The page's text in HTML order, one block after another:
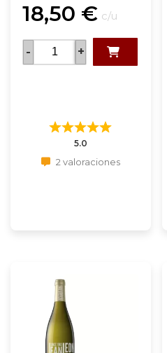
18,50 € c/u
- +
5.0
2 valoraciones